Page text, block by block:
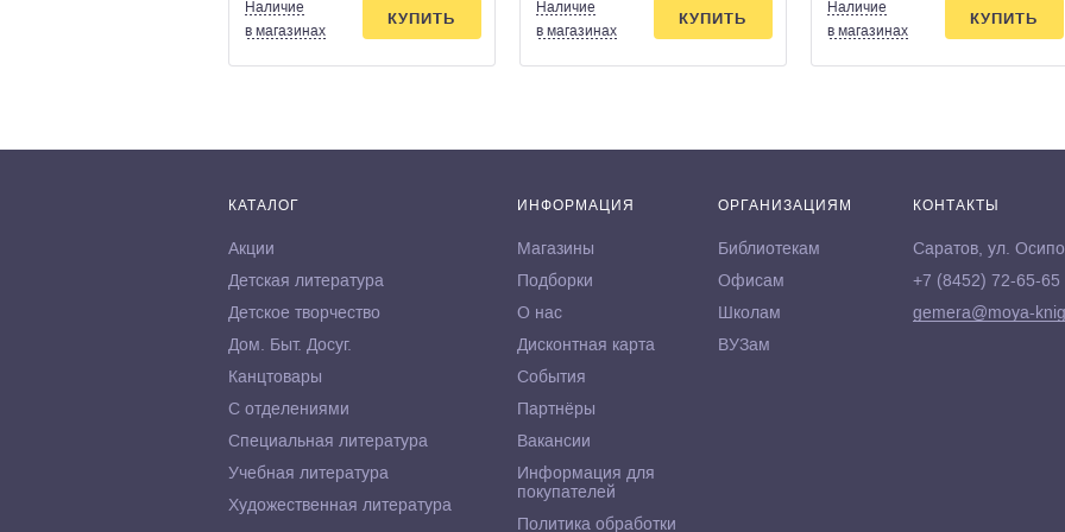
Наличие
в магазинах
КУПИТЬ
Наличие
в магазинах
КУПИТЬ
Наличие
в магазинах
КУПИТЬ
КАТАЛОГ
Акции
Детская литература
Детское творчество
Дом. Быт. Досуг.
Канцтовары
С отделениями
Специальная литература
Учебная литература
Художественная литература
ИНФОРМАЦИЯ
Магазины
Подборки
О нас
Дисконтная карта
События
Партнёры
Вакансии
Информация для
покупателей
Политика обработки
ОРГАНИЗАЦИЯМ
Библиотекам
Офисам
Школам
ВУЗам
КОНТАКТЫ
Саратов, ул.
+7 (8452) 72-65-65
gemera@moya-